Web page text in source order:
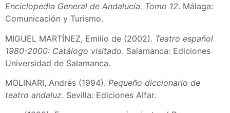
Enciclopedia General de Andalucía. Tomo 12. Málaga:
Comunicación y Turismo.
MIGUEL MARTÍNEZ, Emilio de (2002). Teatro español
1980-2000: Catálogo visitado. Salamanca: Ediciones
Universidad de Salamanca.
MOLINARI, Andrés (1994). Pequeño diccionario de
teatro andaluz. Sevilla: Ediciones Alfar.